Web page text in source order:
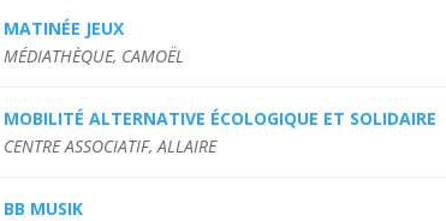
MATINÉE JEUX
MÉDIATHÈQUE, CAMOËL
MOBILITÉ ALTERNATIVE ÉCOLOGIQUE ET SOLIDAIRE
CENTRE ASSOCIATIF, ALLAIRE
BB MUSIK